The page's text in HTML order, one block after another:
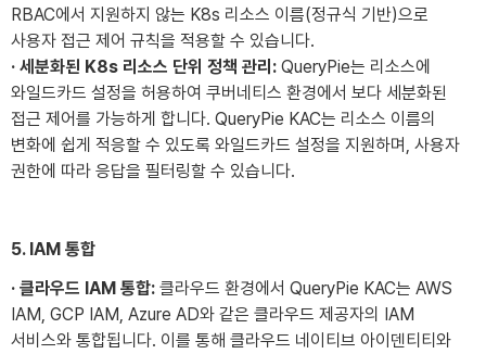
RBAC에서 지원하지 않는 K8s 리소스 이름(정규식 기반)으로
사용자 접근 제어 규칙을 적용할 수 있습니다.
· 세분화된 K8s 리소스 단위 정책 관리: QueryPie는 리소스에
와일드카드 설정을 허용하여 쿠버네티스 환경에서 보다 세분화된
접근 제어를 가능하게 합니다. QueryPie KAC는 리소스 이름의
변화에 쉽게 적응할 수 있도록 와일드카드 설정을 지원하며, 사용자
권한에 따라 응답을 필터링할 수 있습니다.
5. IAM 통합
· 클라우드 IAM 통합: 클라우드 환경에서 QueryPie KAC는 AWS
IAM, GCP IAM, Azure AD와 같은 클라우드 제공자의 IAM
서비스와 통합됩니다. 이를 통해 클라우드 네이티브 아이덴티티와